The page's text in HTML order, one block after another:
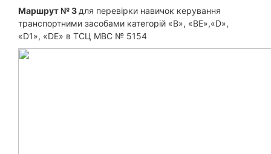
Маршрут № 3 для перевірки навичок керування
транспортними засобами категорій «B», «ВЕ»,«D»,
«D1», «DE» в ТСЦ МВС № 5154